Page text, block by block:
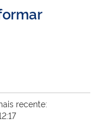
recente: